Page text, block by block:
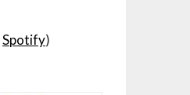
Spotify)